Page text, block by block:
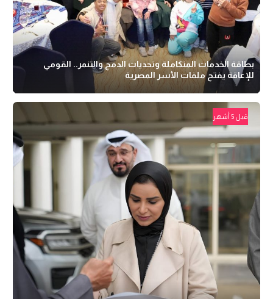
بطاقة الخدمات المتكاملة وتحديات الدمج والتنمر.. القومي
للإعاقة يفتح ملفات الأسر المصرية
قبل 5 أشهر